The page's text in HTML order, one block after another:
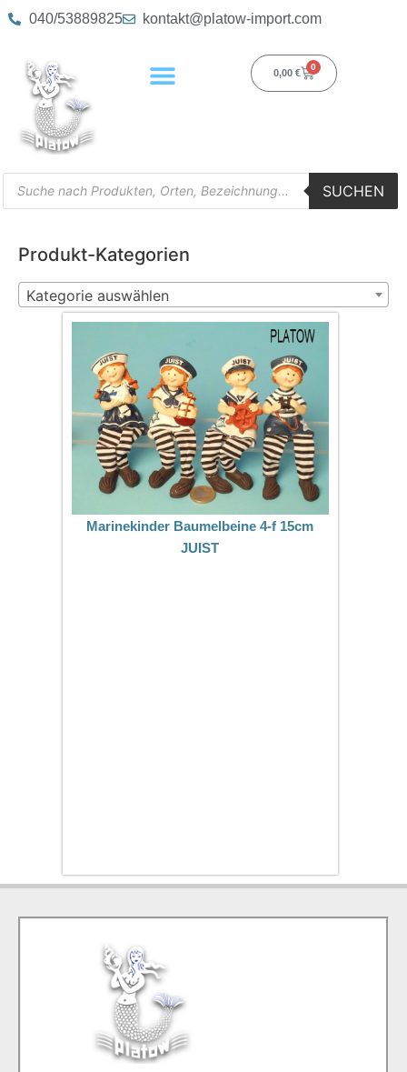
040/53889825 kontakt@platow-import.com
0,00 €
0
SUCHEN
Produkt-Kategorien
Kategorie auswählen
Marinekinder Baumelbeine 4-f 15cm
JUIST